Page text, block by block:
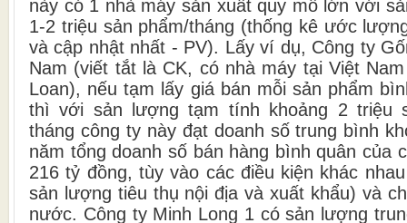
này có 1 nhà máy sản xuất quy mô lớn với
1-2 triệu sản phẩm/tháng (thống kê ước
và cập nhật nhất - PV). Lấy ví dụ, Công ty
Nam (viết tắt là CK, có nhà máy tại Việt
Loan), nếu tạm lấy giá bán mỗi sản phẩm
thì với sản lượng tạm tính khoảng 2 triệu
tháng công ty này đạt doanh số trung bình
năm tổng doanh số bán hàng bình quân của
216 tỷ đồng, tùy vào các điều kiện khác
sản lượng tiêu thụ nội địa và xuất khẩu) và
nước. Công ty Minh Long 1 có sản lượng